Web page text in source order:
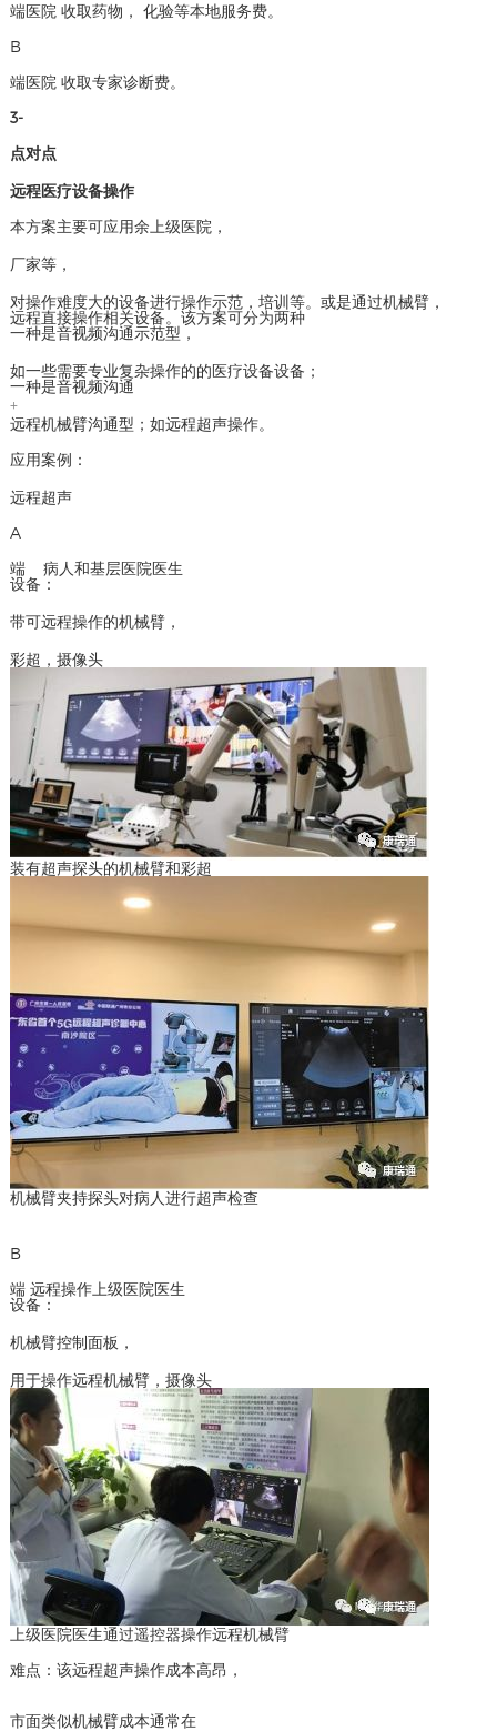
端医院 收取药物， 化验等本地服务费。
B
端医院 收取专家诊断费。
3-
点对点
远程医疗设备操作
本方案主要可应用余上级医院，
厂家等，
对操作难度大的设备进行操作示范，培训等。或是通过机械臂，
远程直接操作相关设备。该方案可分为两种
一种是音视频沟通示范型，
如一些需要专业复杂操作的的医疗设备设备；
一种是音视频沟通
+
远程机械臂沟通型；如远程超声操作。
应用案例：
远程超声
A
端 病人和基层医院医生
设备：
带可远程操作的机械臂，
彩超，摄像头
装有超声探头的机械臂和彩超
机械臂夹持探头对病人进行超声检查
B
端 远程操作上级医院医生
设备：
机械臂控制面板，
用于操作远程机械臂，摄像头
上级医院医生通过遥控器操作远程机械臂
难点：该远程超声操作成本高昂，
市面类似机械臂成本通常在